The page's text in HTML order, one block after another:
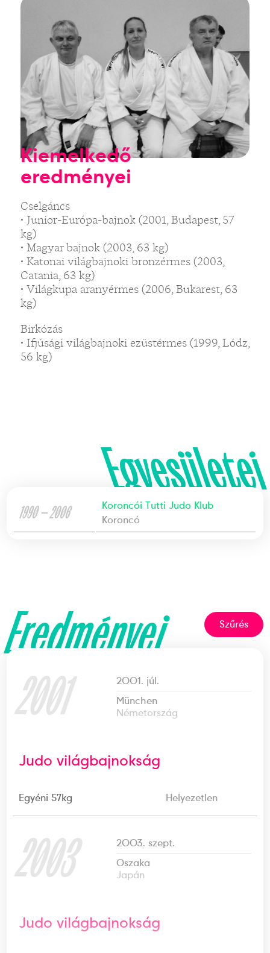
Kiemelkedő
eredményei
Cselgáncs
• Junior-Európa-bajnok (2001, Budapest, 57
kg)
• Magyar bajnok (2003, 63 kg)
• Katonai világbajnoki bronzérmes (2003,
Catania, 63 kg)
• Világkupa aranyérmes (2006, Bukarest, 63
kg)
Birkózás
• Ifjúsági világbajnoki ezüstérmes (1999, Lódz,
56 kg)
Egyesületei
1990 — 2006
Koroncói Tutti Judo Klub
Koroncó
Eredményei Szűrés
2001
2001. júl.
München
Németország
Judo világbajnokság
Egyéni 57kg Helyezetlen
2003
2003. szept.
Oszaka
Japán
Judo világbajnokság